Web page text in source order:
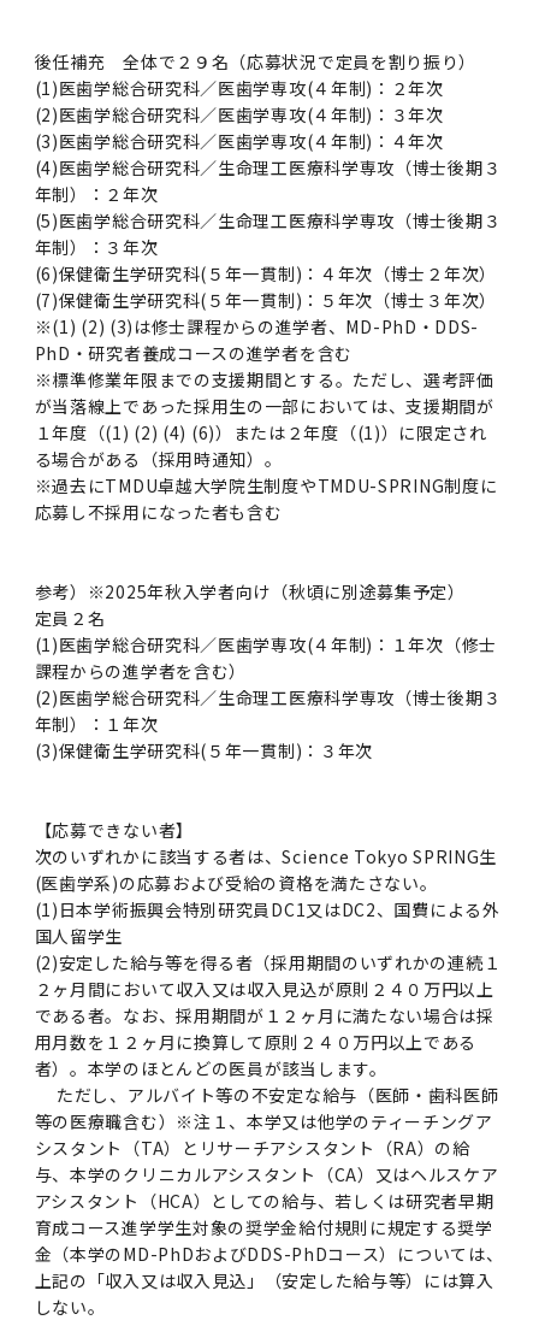
後任補充 全体で２９名（応募状況で定員を割り振り）
(1)医歯学総合研究科／医歯学専攻(４年制)：２年次
(2)医歯学総合研究科／医歯学専攻(４年制)：３年次
(3)医歯学総合研究科／医歯学専攻(４年制)：４年次
(4)医歯学総合研究科／生命理工医療科学専攻（博士後期３
年制）：２年次
(5)医歯学総合研究科／生命理工医療科学専攻（博士後期３
年制）：３年次
(6)保健衛生学研究科(５年一貫制)：４年次（博士２年次）
(7)保健衛生学研究科(５年一貫制)：５年次（博士３年次）
※(1) (2) (3)は修士課程からの進学者、MD-PhD・DDS-
PhD・研究者養成コースの進学者を含む
※標準修業年限までの支援期間とする。ただし、選考評価
が当落線上であった採用生の一部においては、支援期間が
１年度（(1) (2) (4) (6)）または２年度（(1)）に限定され
る場合がある（採用時通知）。
※過去にTMDU卓越大学院生制度やTMDU-SPRING制度に
応募し不採用になった者も含む
参考）※2025年秋入学者向け（秋頃に別途募集予定）
定員２名
(1)医歯学総合研究科／医歯学専攻(４年制)：１年次（修士
課程からの進学者を含む）
(2)医歯学総合研究科／生命理工医療科学専攻（博士後期３
年制）：１年次
(3)保健衛生学研究科(５年一貫制)：３年次
【応募できない者】
次のいずれかに該当する者は、Science Tokyo SPRING生
(医歯学系)の応募および受給の資格を満たさない。
(1)日本学術振興会特別研究員DC1又はDC2、国費による外
国人留学生
(2)安定した給与等を得る者（採用期間のいずれかの連続１
２ヶ月間において収入又は収入見込が原則２４０万円以上
である者。なお、採用期間が１２ヶ月に満たない場合は採
用月数を１２ヶ月に換算して原則２４０万円以上である
者）。本学のほとんどの医員が該当します。
ただし、アルバイト等の不安定な給与（医師・歯科医師
等の医療職含む）※注１、本学又は他学のティーチングア
シスタント（TA）とリサーチアシスタント（RA）の給
与、本学のクリニカルアシスタント（CA）又はヘルスケア
アシスタント（HCA）としての給与、若しくは研究者早期
育成コース進学学生対象の奨学金給付規則に規定する奨学
金（本学のMD-PhDおよびDDS-PhDコース）については、
上記の「収入又は収入見込」（安定した給与等）には算入
しない。